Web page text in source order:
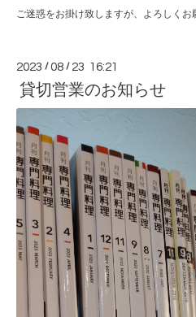
ご迷惑をお掛け致しますが、よろしくお
2023 /08 / 23 16:21
貸切営業のお知らせ